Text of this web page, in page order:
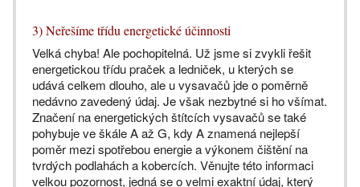
3) Neřešíme třídu energetické účinnosti
Velká chyba! Ale pochopitelná. Už jsme si zvykli řešit
energetickou třídu praček a ledniček, u kterých se
udává celkem dlouho, ale u vysavačů jde o poměrně
nedávno zavedený údaj. Je však nezbytné si ho všímat.
Značení na energetických štítcích vysavačů se také
pohybuje ve škále A až G, kdy A znamená nejlepší
poměr mezi spotřebou energie a výkonem čištění na
tvrdých podlahách a kobercích. Věnujte této informaci
velkou pozornost, jedná se o velmi exaktní údaj, který